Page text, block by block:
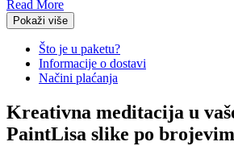
Read More
Pokaži više
Što je u paketu?
Informacije o dostavi
Načini plaćanja
Kreativna meditacija u
PaintLisa slike po